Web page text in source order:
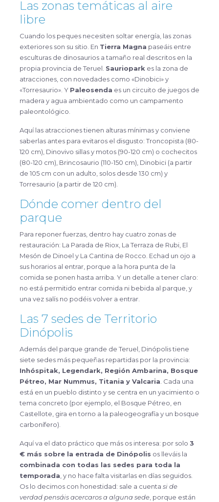
Las zonas temáticas al aire
libre
Cuando los peques necesiten soltar energía, las zonas
exteriores son su sitio. En Tierra Magna paseáis entre
esculturas de dinosaurios a tamaño real descritos en la
propia provincia de Teruel. Sauriopark es la zona de
atracciones, con novedades como «Dinobici» y
«Torresaurio». Y Paleosenda es un circuito de juegos de
madera y agua ambientado como un campamento
paleontológico.
Aquí las atracciones tienen alturas mínimas y conviene
saberlas antes para evitaros el disgusto: Troncopista (80-
120 cm), Dinovivo sillas y motos (90-120 cm) o cochecitos
(80-120 cm), Brincosaurio (110-150 cm), Dinobici (a partir
de 105 cm con un adulto, solos desde 130 cm) y
Torresaurio (a partir de 120 cm).
Dónde comer dentro del
parque
Para reponer fuerzas, dentro hay cuatro zonas de
restauración: La Parada de Riox, La Terraza de Rubi, El
Mesón de Dinoel y La Cantina de Rocco. Echad un ojo a
sus horarios al entrar, porque a la hora punta de la
comida se ponen hasta arriba. Y un detalle a tener claro:
no está permitido entrar comida ni bebida al parque, y
una vez salís no podéis volver a entrar.
Las 7 sedes de Territorio
Dinópolis
Además del parque grande de Teruel, Dinópolis tiene
siete sedes más pequeñas repartidas por la provincia:
Inhóspitak, Legendark, Región Ambarina, Bosque
Pétreo, Mar Nummus, Titania y Valcaria . Cada una
está en un pueblo distinto y se centra en un yacimiento o
tema concreto (por ejemplo, el Bosque Pétreo, en
Castellote, gira en torno a la paleogeografía y un bosque
carbonífero).
Aquí va el dato práctico que más os interesa: por solo 3
€ más sobre la entrada de Dinópolis os lleváis la
combinada con todas las sedes para toda la
temporada , y no hace falta visitarlas en días seguidos.
Os lo decimos con honestidad: sale a cuenta si de
verdad pensáis acercaros a alguna sede , porque están